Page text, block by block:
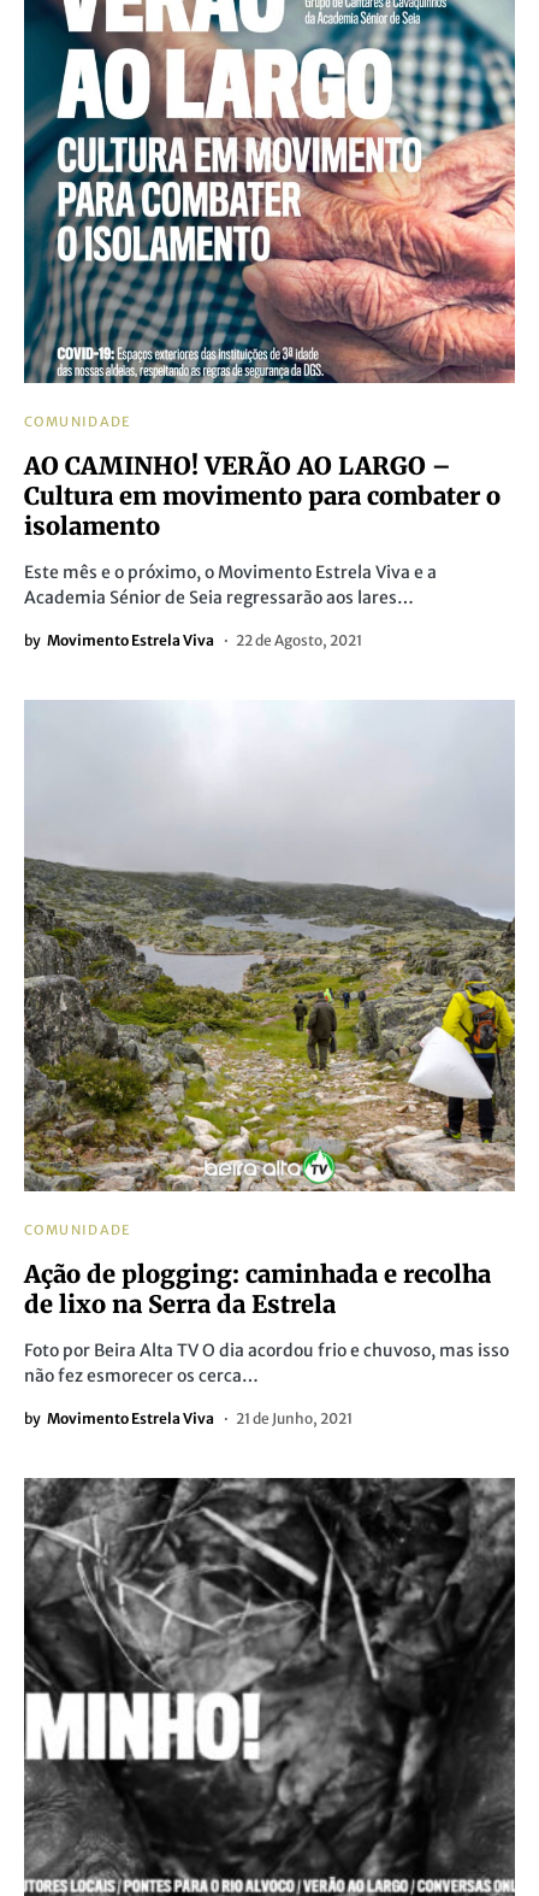
COMUNIDADE
AO CAMINHO! VERÃO AO LARGO –
Cultura em movimento para combater o
isolamento
Este mês e o próximo, o Movimento Estrela Viva e a
Academia Sénior de Seia regressarão aos lares…
by Movimento Estrela Viva 22 de Agosto, 2021
COMUNIDADE
Ação de plogging: caminhada e recolha
de lixo na Serra da Estrela
Foto por Beira Alta TV O dia acordou frio e chuvoso, mas isso
não fez esmorecer os cerca…
by Movimento Estrela Viva 21 de Junho, 2021